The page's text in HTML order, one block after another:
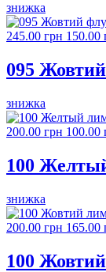
знижка
245.00 грн 150.00
095
знижка
200.00 грн 100.00
100
знижка
200.00 грн 165.00
100